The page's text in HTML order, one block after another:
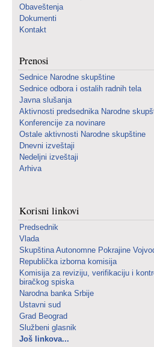
Obaveštenja
Dokumenti
Kontakt
Prenosi
Sednice Narodne skupštine
Sednice odbora i ostalih radnih tela
Javna slušanja
Aktivnosti predsednika Narodne
Konferencije za novinare
Ostale aktivnosti Narodne skupštine
Dnevni izveštaji
Nedeljni izveštaji
Arhiva
Korisni linkovi
Predsednik
Vlada
Skupština Autonomne Pokrajine
Republička izborna komisija
Komisija za reviziju, verifikaciju i
biračkog spiska
Narodna banka Srbije
Ustavni sud
Grad Beograd
Službeni glasnik
Još linkova...